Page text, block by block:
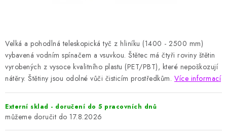
Velká a pohodlná teleskopická tyč z hliníku (1400 - 2500 mm)
vybavená vodním spínačem a vsuvkou. Štětec má čtyři roviny štětin
vyrobených z vysoce kvalitního plastu (PET/PBT), které nepoškozují
nátěry. Štětiny jsou odolné vůči čisticím prostředkům. Více informací
Externí sklad - doručení do 5 pracovních dnů
17.8.2026